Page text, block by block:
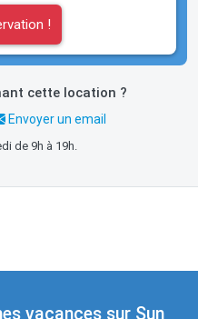
!
cette location ?
Envoyer un email
de 9h à 19h.
vacances sur Sun